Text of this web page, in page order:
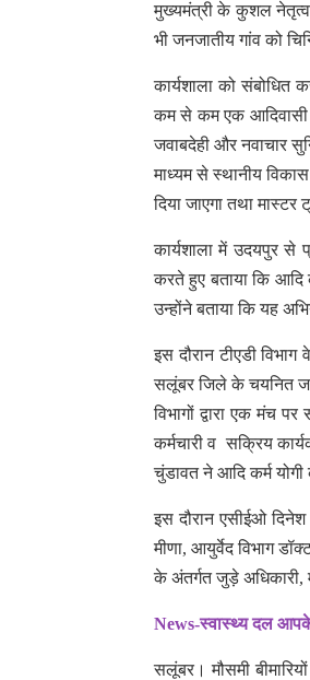
मुख्यमंत्री के कुशल नेतृत्व
भी जनजातीय गांव को
कार्यशाला को संबोधित
कम से कम एक आदिवासी
जवाबदेही और नवाचार
माध्यम से स्थानीय
दिया जाएगा तथा
कार्यशाला में उदयपुर से
करते हुए बताया कि आदि
उन्होंने बताया कि यह
इस दौरान टीएडी
सलूंबर जिले के चयनित
विभागों द्वारा एक मंच
कर्मचारी व सक्रिय
चुंडावत ने आदि कर्म
इस दौरान एसीईओ
मीणा, आयुर्वेद विभाग
के अंतर्गत जुड़े अधिकारी,
News-स्वास्थ्य दल आपके
सलूंबर। मौसमी